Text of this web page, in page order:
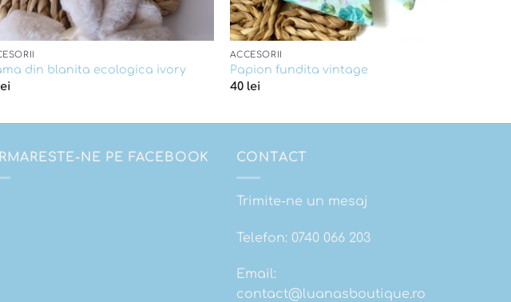
din blanita ecologica ivory
ACCESORII
Papion fundita vintage
40 lei
NE PE FACEBOOK CONTACT
Trimite-ne un mesaj
Telefon: 0740 066 203
Email:
contact@luanasboutique.ro